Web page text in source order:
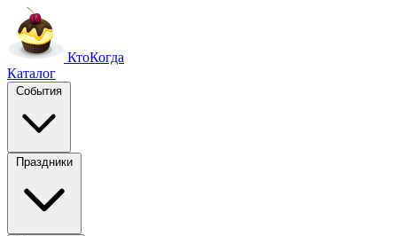
КтоКогда
Каталог
События
Праздники